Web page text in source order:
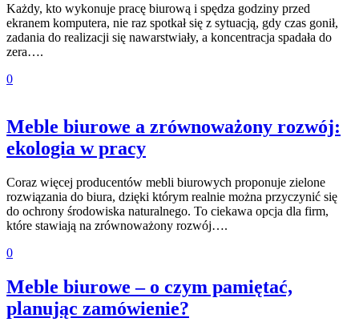
Każdy, kto wykonuje pracę biurową i spędza godziny przed
ekranem komputera, nie raz spotkał się z sytuacją, gdy czas gonił,
zadania do realizacji się nawarstwiały, a koncentracja spadała do
zera….
0
Meble biurowe a zrównoważony rozwój:
ekologia w pracy
Coraz więcej producentów mebli biurowych proponuje zielone
rozwiązania do biura, dzięki którym realnie można przyczynić się
do ochrony środowiska naturalnego. To ciekawa opcja dla firm,
które stawiają na zrównoważony rozwój….
0
Meble biurowe – o czym pamiętać,
planując zamówienie?